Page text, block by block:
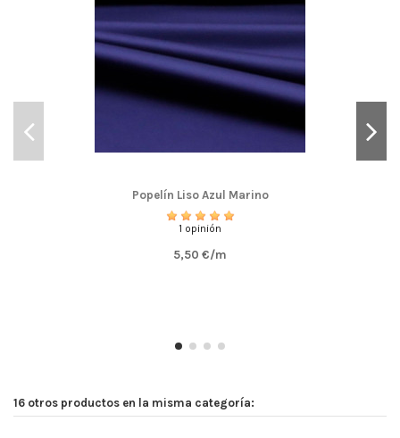
Popelín Liso Azul Marino
1 opinión
5,50 €/m
16 otros productos en la misma categoría: